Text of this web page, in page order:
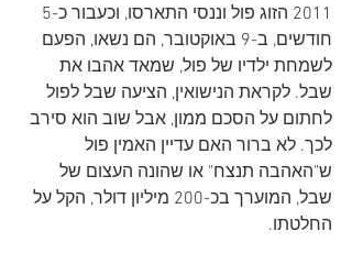
חודשים, ב-9 באוקטובר, הם נשאו, הפעם
לשמחת ילדיו של פול, שמאד אהבו את
שבל. לקראת הנישואין, הציעה שבל לפול
לחתום על הסכם ממון, אבל שוב הוא סירב
לכך. לא ברור האם עדיין האמין פול
ש"האהבה תנצח" או שהונה העצום של
שבל, המוערך בכ-200 מיליון דולר, הקל על
החלטתו.